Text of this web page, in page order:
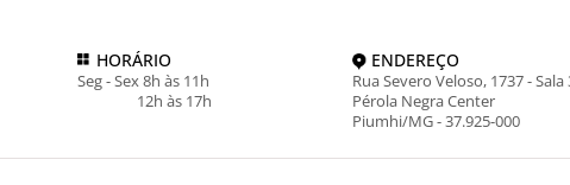
HORÁRIO
Seg - Sex 8h às 11h
12h às 17h
ENDEREÇO
Rua Severo Veloso, 1737 - Sala
Pérola Negra Center
Piumhi/MG - 37.925-000